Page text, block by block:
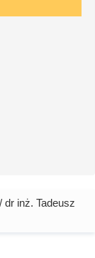
/ dr inż. Tadeusz